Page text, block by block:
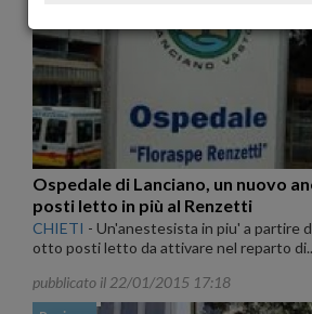
Ospedale di Lanciano, un nuovo
posti letto in più al Renzetti
CHIETI - Un'anestesista in piu' a partire
otto posti letto da attivare nel reparto
pubblicato il 22/01/2015 17:18